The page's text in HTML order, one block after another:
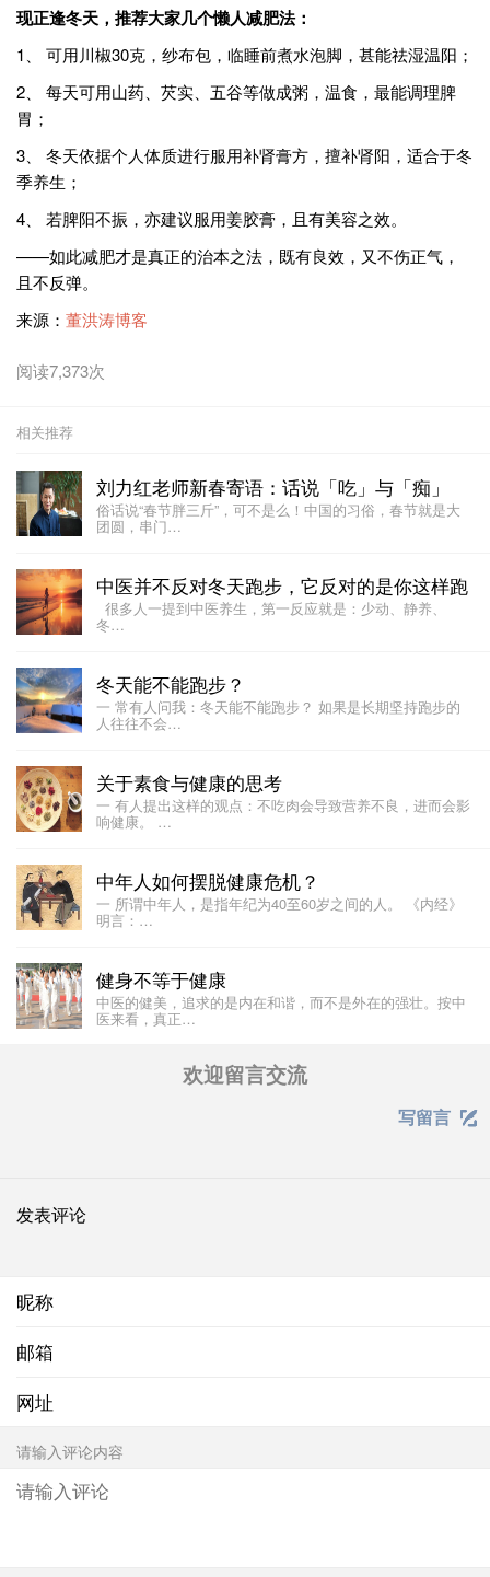
现正逢冬天，推荐大家几个懒人减肥法：
1、 可用川椒30克，纱布包，临睡前煮水泡脚，甚能祛湿温阳；
2、 每天可用山药、芡实、五谷等做成粥，温食，最能调理脾
胃；
3、 冬天依据个人体质进行服用补肾膏方，擅补肾阳，适合于冬
季养生；
4、 若脾阳不振，亦建议服用姜胶膏，且有美容之效。
——如此减肥才是真正的治本之法，既有良效，又不伤正气，
且不反弹。
来源： 董洪涛博客
阅读7,373次
相关推荐
刘力红老师新春寄语：话说「吃」与「痴」
俗话说“春节胖三斤”，可不是么！中国的习俗，春节就是大
团圆，串门…
中医并不反对冬天跑步，它反对的是你这样跑
很多人一提到中医养生，第一反应就是：少动、静养、
冬…
冬天能不能跑步？
一 常有人问我：冬天能不能跑步？ 如果是长期坚持跑步的
人往往不会…
关于素食与健康的思考
一 有人提出这样的观点：不吃肉会导致营养不良，进而会影
响健康。 …
中年人如何摆脱健康危机？
一 所谓中年人，是指年纪为40至60岁之间的人。 《内经》
明言：…
健身不等于健康
中医的健美，追求的是内在和谐，而不是外在的强壮。按中
医来看，真正…
欢迎留言交流
写留言 
发表评论
昵称
邮箱
网址
请输入评论内容